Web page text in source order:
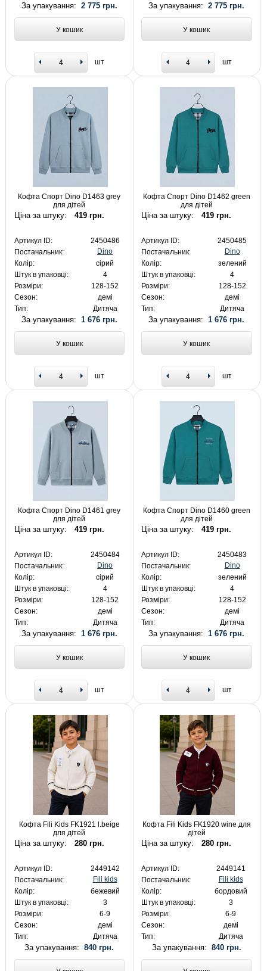
За упакування: 2 775 грн.
У кошик
шт
За упакування:2 775 грн.
У кошик
шт
Кофта Спорт Dino D1463 grey
для дітей
Ціна за штуку: 419 грн.
Артикул ID:
2450486
Постачальник:
Dino
Колір:
сірий
Штук в упаковці:
4
Розміри:
128-152
Сезон:
демі
Тип:
Дитяча
За упакування: 1 676 грн.
У кошик
шт
Кофта Спорт Dino D1462 green
для дітей
Ціна за штуку: 419 грн.
Артикул ID:
2450485
Постачальник:
Dino
Колір:
зелений
Штук в упаковці:
4
Розміри:
128-152
Сезон:
демі
Тип:
Дитяча
За упакування:1 676 грн.
У кошик
шт
Кофта Спорт Dino D1461 grey
для дітей
Ціна за штуку: 419 грн.
Артикул ID:
2450484
Постачальник:
Dino
Колір:
сірий
Штук в упаковці:
4
Розміри:
128-152
Сезон:
демі
Тип:
Дитяча
За упакування: 1 676 грн.
У кошик
шт
Кофта Спорт Dino D1460 green
для дітей
Ціна за штуку: 419 грн.
Артикул ID:
2450483
Постачальник:
Dino
Колір:
зелений
Штук в упаковці:
4
Розміри:
128-152
Сезон:
демі
Тип:
Дитяча
За упакування:1 676 грн.
У кошик
шт
Кофта Fili Kids FK1921 l.beige
для дітей
Ціна за штуку: 280 грн.
Артикул ID:
2449142
Постачальник:
Fili kids
Колір:
бежевий
Штук в упаковці:
3
Розміри:
6-9
Сезон:
демі
Тип:
Дитяча
За упакування:840 грн.
Кофта Fili Kids FK1920 wine для
дітей
Ціна за штуку: 280 грн.
Артикул ID:
2449141
Постачальник:
Fili kids
Колір:
бордовий
Штук в упаковці:
3
Розміри:
6-9
Сезон:
демі
Тип:
Дитяча
За упакування: 840 грн.